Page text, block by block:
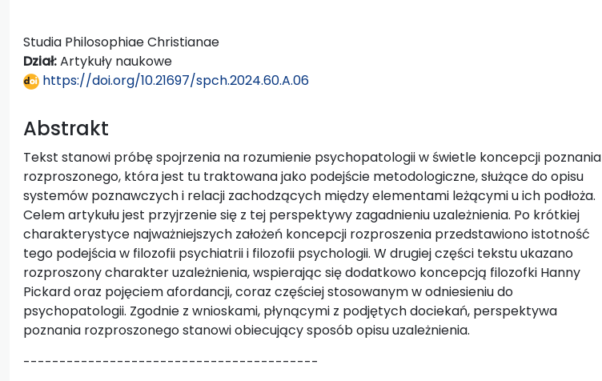
Studia Philosophiae Christianae
Dział:Artykuły naukowe
https://doi.org/10.21697/spch.2024.60.A.06
Abstrakt
Tekst stanowi próbę spojrzenia na rozumienie psychopatologii w świetle koncepcji poznania
rozproszonego, która jest tu traktowana jako podejście metodologiczne, służące do opisu
systemów poznawczych i relacji zachodzących między elementami leżącymi u ich podłoża.
Celem artykułu jest przyjrzenie się z tej perspektywy zagadnieniu uzależnienia. Po krótkiej
charakterystyce najważniejszych założeń koncepcji rozproszenia przedstawiono istotność
tego podejścia w filozofii psychiatrii i filozofii psychologii. W drugiej części tekstu ukazano
rozproszony charakter uzależnienia, wspierając się dodatkowo koncepcją filozofki Hanny
Pickard oraz pojęciem afordancji, coraz częściej stosowanym w odniesieniu do
psychopatologii. Zgodnie z wnioskami, płynącymi z podjętych dociekań, perspektywa
poznania rozproszonego stanowi obiecujący sposób opisu uzależnienia.
-----------------------------------------